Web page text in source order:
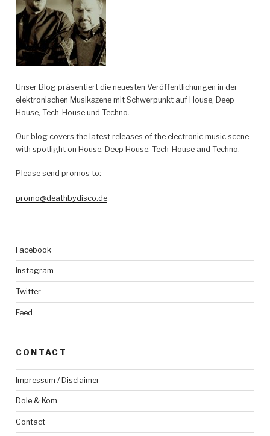
Unser Blog präsentiert die neuesten Veröffentlichungen in der
elektronischen Musikszene mit Schwerpunkt auf House, Deep
House, Tech-House und Techno.
Our blog covers the latest releases of the electronic music scene
with spotlight on House, Deep House, Tech-House and Techno.
Please send promos to:
promo@deathbydisco.de
Facebook
Instagram
Twitter
Feed
CONTACT
Impressum / Disclaimer
Dole & Kom
Contact